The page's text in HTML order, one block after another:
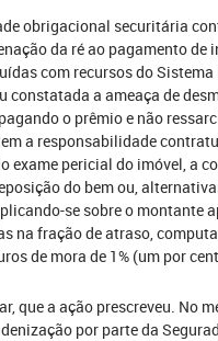
obrigacional securitária
da ré ao pagamento de
com recursos do
a ameaça de
o prêmio e não
a responsabilidade
exame pericial do imóvel, a
do bem ou,
se sobre o montante
na fração de atraso,
de mora de 1% (um por
que a ação prescreveu. No
por parte da